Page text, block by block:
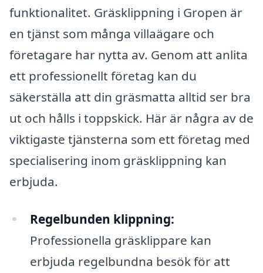
funktionalitet. Gräsklippning i Gropen är
en tjänst som många villaägare och
företagare har nytta av. Genom att anlita
ett professionellt företag kan du
säkerställa att din gräsmatta alltid ser bra
ut och hålls i toppskick. Här är några av de
viktigaste tjänsterna som ett företag med
specialisering inom gräsklippning kan
erbjuda.
Regelbunden klippning:
Professionella gräsklippare kan
erbjuda regelbundna besök för att